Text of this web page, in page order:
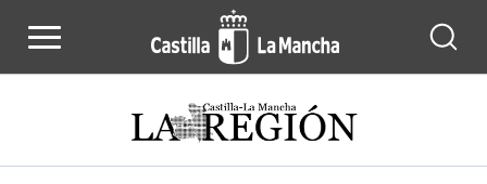
Actualidad de la región de Castilla-